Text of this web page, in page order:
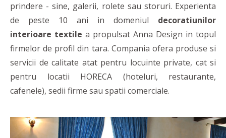
prindere - sine, galerii, rolete sau storuri. Experienta
de peste 10 ani in domeniul decoratiunilor
interioare textile a propulsat Anna Design in topul
firmelor de profil din tara. Compania ofera produse si
servicii de calitate atat pentru locuinte private, cat si
pentru locatii HORECA (hoteluri, restaurante,
cafenele), sedii firme sau spatii comerciale.